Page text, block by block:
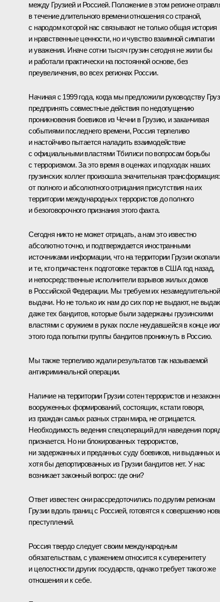
между Грузией и Россией. Положение в этом регионе
в течение длительного времени отношения со страной,
с народом которой нас связывают не только общая история
и нравственные ценности, но и чувство взаимной симпатии
и уважения. Иначе сотни тысяч грузин сегодня не жили бы
и работали практически на постоянной основе, без
преувеличения, во всех регионах России.
Начиная с 1999 года, когда мы предложили руководству
предпринять совместные действия по недопущению
проникновения боевиков из Чечни в Грузию, и заканчивая
событиями последнего времени, Россия терпеливо
и настойчиво пытается наладить взаимодействие
с официальными властями Тбилиси по вопросам борьбы
с терроризмом. За это время в оценках и подходах наших
грузинских коллег произошла значительная трансформация:
от полного и абсолютного отрицания присутствия на их
территории международных террористов до полного
и безоговорочного признания этого факта.
Сегодня никто не может отрицать, а нам это известно
абсолютно точно, и подтверждается иностранными
источниками информации, что на территории Грузии
и те, кто причастен к подготовке терактов в США год назад,
и непосредственные исполнители взрывов жилых домов
в Российской Федерации. Мы требуем их незамедлительной
выдачи. Но не только их нам до сих пор не выдают, не
даже тех бандитов, которые были задержаны грузинскими
властями с оружием в руках после неудавшейся в конце
этого года попытки группы бандитов проникнуть в Россию.
Мы также терпеливо ждали результатов так называемой
антикриминальной операции.
Наличие на территории Грузии сотен террористов и
вооруженных формирований, состоящих, кстати говоря,
из граждан самых разных стран мира, не отрицается.
Необходимость ведения спецопераций для наведения
признается. Но ни блокированных террористов,
ни задержанных и преданных суду боевиков, ни выданных
хотя бы депортированных из Грузии бандитов нет. У нас
возникает законный вопрос: где они?
Ответ известен: они рассредоточились по другим регионам
Грузии вдоль границ с Россией, готовятся к совершению
преступлений.
Россия твердо следует своим международным
обязательствам, с уважением относится к суверенитету
и целостности других государств, однако требует такого же
отношения и к себе.